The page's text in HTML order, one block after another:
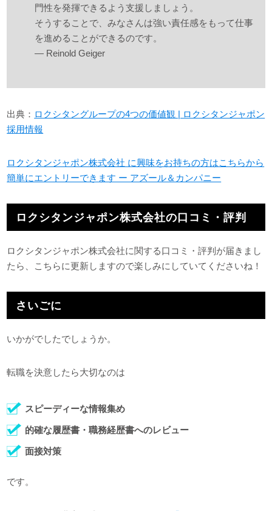
門性を発揮できるよう支援しましょう。
そうすることで、みなさんは強い責任感をもって仕事
を進めることができるのです。
— Reinold Geiger
出典： ロクシタングループの4つの価値観 | ロクシタンジャポン
採用情報
ロクシタンジャポン株式会社 に興味をお持ちの方はこちらから
簡単にエントリーできます ー アズール＆カンパニー
ロクシタンジャポン株式会社の口コミ・評判
ロクシタンジャポン株式会社に関する口コミ・評判が届きまし
たら、こちらに更新しますので楽しみにしていてくださいね！
さいごに
いかがでしたでしょうか。
転職を決意したら大切なのは
スピーディーな情報集め
的確な履歴書・職務経歴書へのレビュー
面接対策
です。